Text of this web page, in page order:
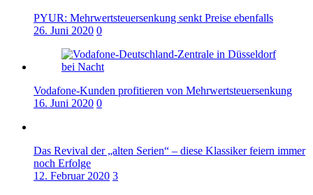
PYUR: Mehrwertsteuersenkung senkt Preise ebenfalls
26. Juni 2020 0
Vodafone-Kunden profitieren von Mehrwertsteuersenkung
16. Juni 2020 0
Das Revival der „alten Serien“ – diese Klassiker feiern immer
noch Erfolge
12. Februar 2020 3